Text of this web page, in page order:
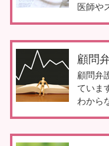
医師や
顧問
顧問弁
ていま
わから